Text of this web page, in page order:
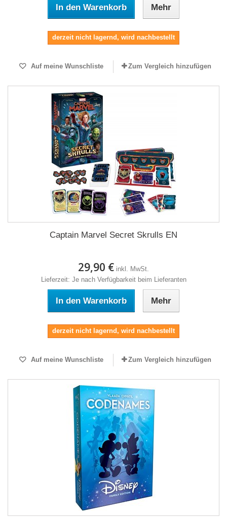
In den Warenkorb Mehr
derzeit nicht lagernd, wird nachbestellt
Auf meine Wunschliste Zum Vergleich hinzufügen
Captain Marvel Secret Skrulls EN
29,90 € inkl. MwSt.
Lieferzeit: Je nach Verfügbarkeit beim Lieferanten
In den Warenkorb Mehr
derzeit nicht lagernd, wird nachbestellt
Auf meine Wunschliste Zum Vergleich hinzufügen